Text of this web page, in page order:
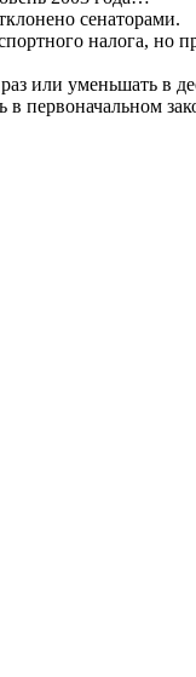
сенаторами.
налога, но
или уменьшать в
в первоначальном